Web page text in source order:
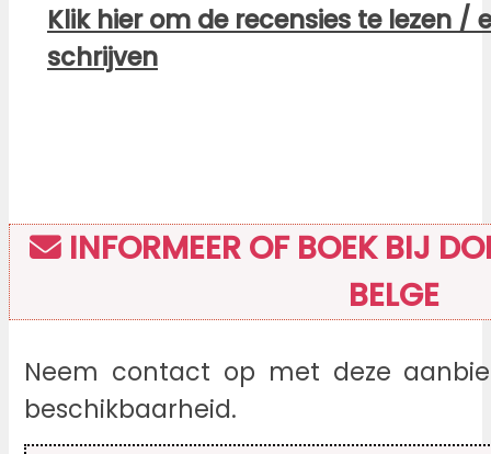
Klik hier om de recensies te lezen /
schrijven
INFORMEER OF BOEK BIJ
BELGE
Neem contact op met deze
beschikbaarheid.